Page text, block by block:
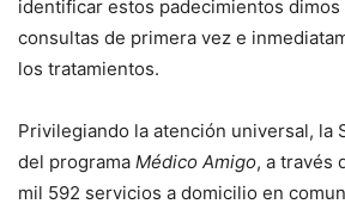
identificar estos padecimientos
consultas de primera vez e
los tratamientos.
Privilegiando la atención universal, la
del programa Médico Amigo, a través
mil 592 servicios a domicilio en